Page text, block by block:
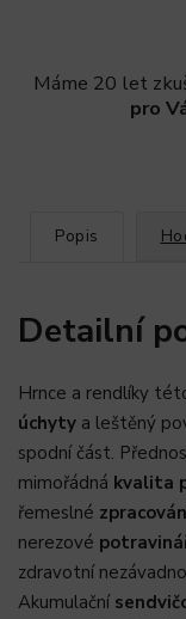
Máme 20 let
pro
Popis
Detailní
Hrnce a rendlíky
úchyty a leštěný
spodní část.
mimořádná kvalita
řemeslné
nerezové
zdravotní
Akumulační